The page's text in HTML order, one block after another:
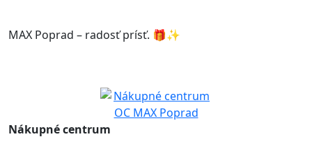
MAX Poprad – radosť prísť. 🎁✨
Nákupné centrum